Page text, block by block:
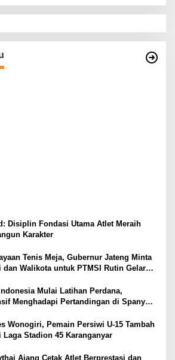
Disiplin Fondasi Utama Atlet Meraih
Karakter
Tenis Meja, Gubernur Jateng Minta
dan Walikota untuk PTMSI Rutin Gelar
Mulai Latihan Perdana,
Menghadapi Pertandingan di Spanyol
Wonogiri, Pemain Persiwi U-15 Tambah
Laga Stadion 45 Karanganyar
Ajang Cetak Atlet Berprestasi dan